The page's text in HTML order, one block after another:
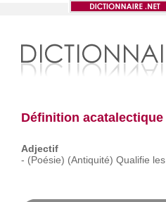
Définition acatalectique
Adjectif
- (Poésie) (Antiquité) Qualifie les